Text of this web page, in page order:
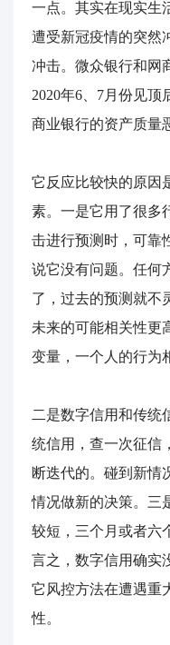
一点。其实在现实生
遭受新冠疫情的突然
冲击。微众银行和网
2020年6、7月份见
商业银行的资产质量
它反应比较快的原因
素。一是它用了很多
击进行预测时，可靠
说它没有问题。任何
了，过去的预测就不
未来的可能相关性更
变量，一个人的行为
二是数字信用和传统
统信用，查一次征信
断迭代的。碰到新情
情况做新的决策。三
较短，三个月或者六
言之，数字信用确实
它风控方法在遭遇重
性。